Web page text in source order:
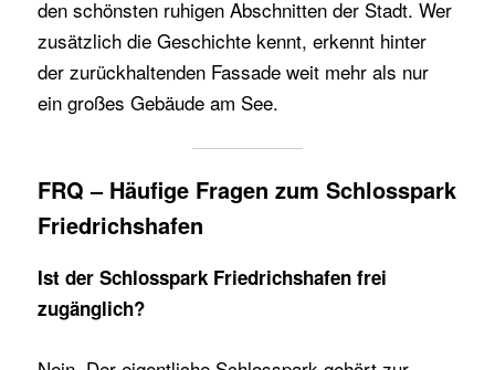
den schönsten ruhigen Abschnitten der Stadt. Wer
zusätzlich die Geschichte kennt, erkennt hinter
der zurückhaltenden Fassade weit mehr als nur
ein großes Gebäude am See.
FRQ – Häufige Fragen zum Schlosspark
Friedrichshafen
Ist der Schlosspark Friedrichshafen frei
zugänglich?